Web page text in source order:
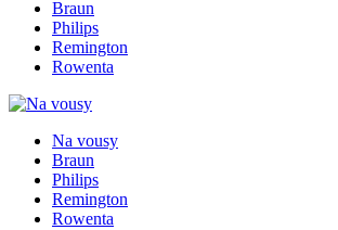
Braun
Philips
Remington
Rowenta
Na vousy
Braun
Philips
Remington
Rowenta